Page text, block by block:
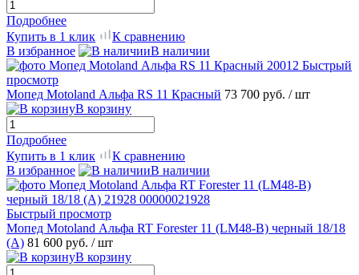
Подробнее
Купить в 1 клик
К сравнению
В избранное
В наличии
Быстрый
просмотр
Мопед Motoland Альфа RS 11 Красный 73 700 руб. / шт
В корзину
Подробнее
Купить в 1 клик
К сравнению
В избранное
В наличии
Быстрый просмотр
Мопед Motoland Альфа RT Forester 11 (LM48-B) черный 18/18
(A) 81 600 руб. / шт
В корзину